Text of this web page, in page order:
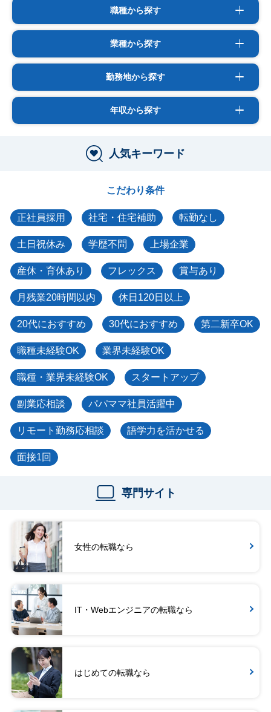
職種から探す
業種から探す
勤務地から探す
年収から探す
人気キーワード
こだわり条件
正社員採用 社宅・住宅補助 転勤なし
土日祝休み 学歴不問 上場企業
産休・育休あり フレックス 賞与あり
月残業20時間以内 休日120日以上
20代におすすめ 30代におすすめ 第二新卒OK
職種未経験OK 業界未経験OK
職種・業界未経験OK スタートアップ
副業応相談 パパママ社員活躍中
リモート勤務応相談 語学力を活かせる
面接1回
専門サイト
女性の転職なら
IT・Webエンジニアの転職なら
はじめての転職なら